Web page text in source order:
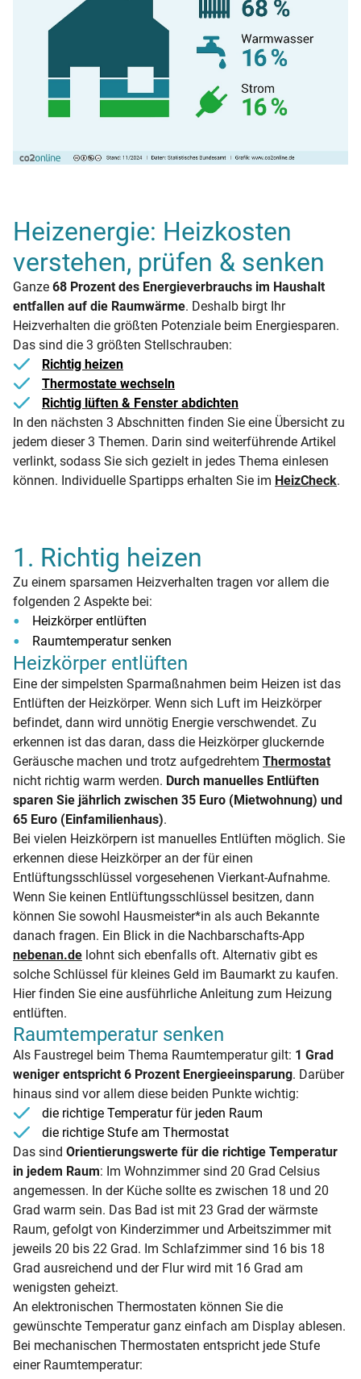
Heizenergie: Heizkosten
verstehen, prüfen & senken
Ganze 68 Prozent des Energieverbrauchs im Haushalt
entfallen auf die Raumwärme. Deshalb birgt Ihr
Heizverhalten die größten Potenziale beim Energiesparen.
Das sind die 3 größten Stellschrauben:
Richtig heizen
Thermostate wechseln
Richtig lüften & Fenster abdichten
In den nächsten 3 Abschnitten finden Sie eine Übersicht zu
jedem dieser 3 Themen. Darin sind weiterführende Artikel
verlinkt, sodass Sie sich gezielt in jedes Thema einlesen
können. Individuelle Spartipps erhalten Sie im HeizCheck.
1. Richtig heizen
Zu einem sparsamen Heizverhalten tragen vor allem die
folgenden 2 Aspekte bei:
Heizkörper entlüften
Raumtemperatur senken
Heizkörper entlüften
Eine der simpelsten Sparmaßnahmen beim Heizen ist das
Entlüften der Heizkörper. Wenn sich Luft im Heizkörper
befindet, dann wird unnötig Energie verschwendet. Zu
erkennen ist das daran, dass die Heizkörper gluckernde
Geräusche machen und trotz aufgedrehtem Thermostat
nicht richtig warm werden. Durch manuelles Entlüften
sparen Sie jährlich zwischen 35 Euro (Mietwohnung) und
65 Euro (Einfamilienhaus).
Bei vielen Heizkörpern ist manuelles Entlüften möglich. Sie
erkennen diese Heizkörper an der für einen
Entlüftungsschlüssel vorgesehenen Vierkant-Aufnahme.
Wenn Sie keinen Entlüftungsschlüssel besitzen, dann
können Sie sowohl Hausmeister*in als auch Bekannte
danach fragen. Ein Blick in die Nachbarschafts-App
nebenan.de lohnt sich ebenfalls oft. Alternativ gibt es
solche Schlüssel für kleines Geld im Baumarkt zu kaufen.
Hier finden Sie eine ausführliche Anleitung zum Heizung
entlüften.
Raumtemperatur senken
Als Faustregel beim Thema Raumtemperatur gilt: 1 Grad
weniger entspricht 6 Prozent Energieeinsparung. Darüber
hinaus sind vor allem diese beiden Punkte wichtig:
die richtige Temperatur für jeden Raum
die richtige Stufe am Thermostat
Das sind Orientierungswerte für die richtige Temperatur
in jedem Raum: Im Wohnzimmer sind 20 Grad Celsius
angemessen. In der Küche sollte es zwischen 18 und 20
Grad warm sein. Das Bad ist mit 23 Grad der wärmste
Raum, gefolgt von Kinderzimmer und Arbeitszimmer mit
jeweils 20 bis 22 Grad. Im Schlafzimmer sind 16 bis 18
Grad ausreichend und der Flur wird mit 16 Grad am
wenigsten geheizt.
An elektronischen Thermostaten können Sie die
gewünschte Temperatur ganz einfach am Display ablesen.
Bei mechanischen Thermostaten entspricht jede Stufe
einer Raumtemperatur: